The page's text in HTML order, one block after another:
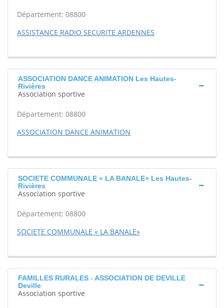
Département: 08800
ASSISTANCE RADIO SECURITE ARDENNES
ASSOCIATION DANCE ANIMATION Les Hautes-
Rivières
Association sportive
Département: 08800
ASSOCIATION DANCE ANIMATION
SOCIETE COMMUNALE « LA BANALE» Les Hautes-
Rivières
Association sportive
Département: 08800
SOCIETE COMMUNALE « LA BANALE»
FAMILLES RURALES - ASSOCIATION DE DEVILLE
Deville
Association sportive